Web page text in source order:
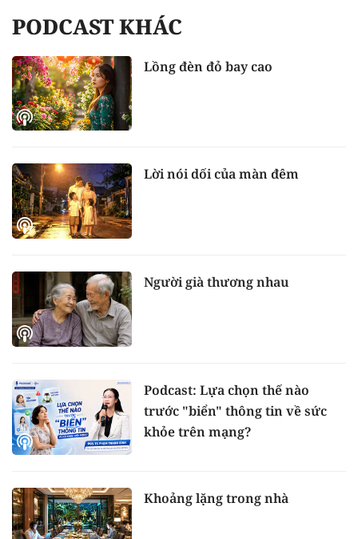
PODCAST KHÁC
Lồng đèn đỏ bay cao
Lời nói dối của màn đêm
Người già thương nhau
Podcast: Lựa chọn thế nào
trước "biển" thông tin về sức
khỏe trên mạng?
Khoảng lặng trong nhà